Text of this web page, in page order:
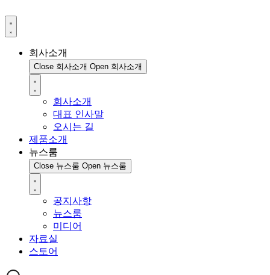
회사소개
Close 회사소개 Open 회사소개
회사소개
대표 인사말
오시는 길
제품소개
뉴스룸
Close 뉴스룸 Open 뉴스룸
공지사항
뉴스룸
미디어
자료실
스토어